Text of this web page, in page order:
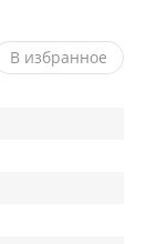
В избранное